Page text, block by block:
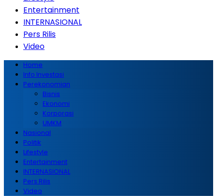
Entertainment
INTERNASIONAL
Pers Rilis
Video
Home
Info Investasi
Perekonomian
Bisnis
Ekonomi
Korporasi
UMKM
Nasional
Politik
Lifestyle
Entertainment
INTERNASIONAL
Pers Rilis
Video